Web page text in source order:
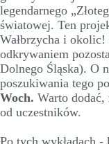
legendarnego
światowej. Ten
Wałbrzycha i
odkrywaniem
Dolnego Śląska). O
poszukiwania tego
Woch. Warto dodać,
od uczestników.
Po tych wykładach -